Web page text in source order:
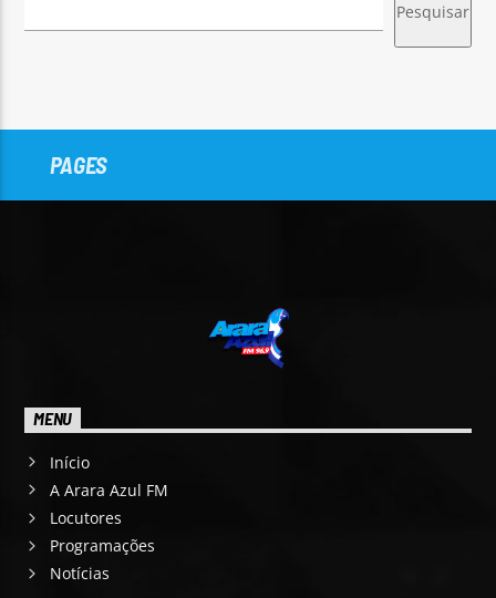
Pesquisar
PAGES
MENU
Início
A Arara Azul FM
Locutores
Programações
Notícias